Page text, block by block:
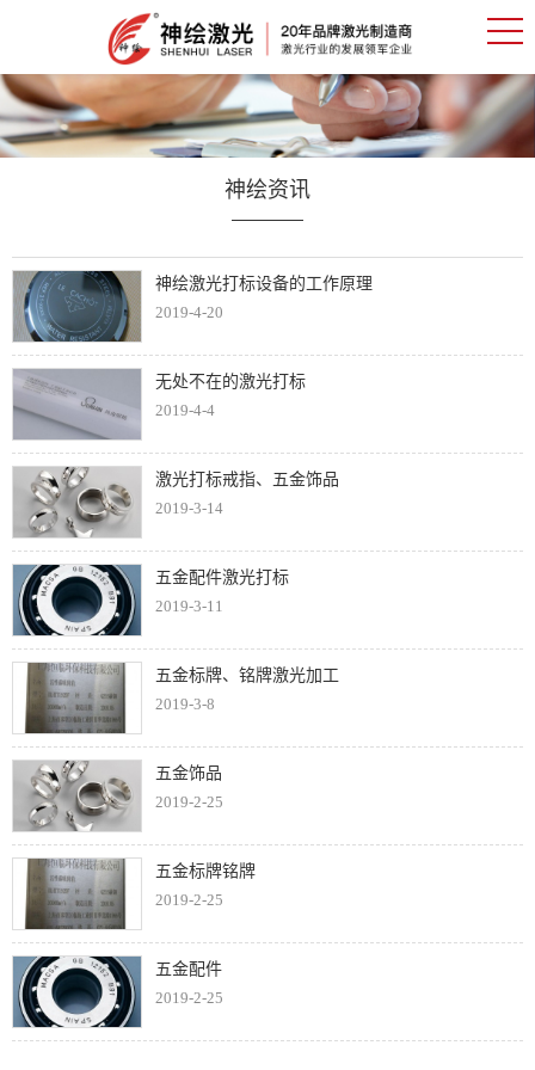
神绘资讯
神绘激光打标设备的工作原理
2019-4-20
无处不在的激光打标
2019-4-4
激光打标戒指、五金饰品
2019-3-14
五金配件激光打标
2019-3-11
五金标牌、铭牌激光加工
2019-3-8
五金饰品
2019-2-25
五金标牌铭牌
2019-2-25
五金配件
2019-2-25